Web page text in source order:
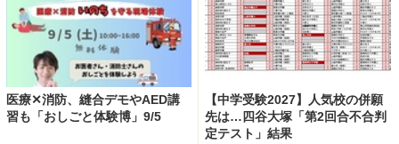
医療✕消防、縫合デモやAED講
習も「おしごと体験博」9/5
【中学受験2027】人気校の併願
先は…四谷大塚「第2回合不合判
定テスト」結果